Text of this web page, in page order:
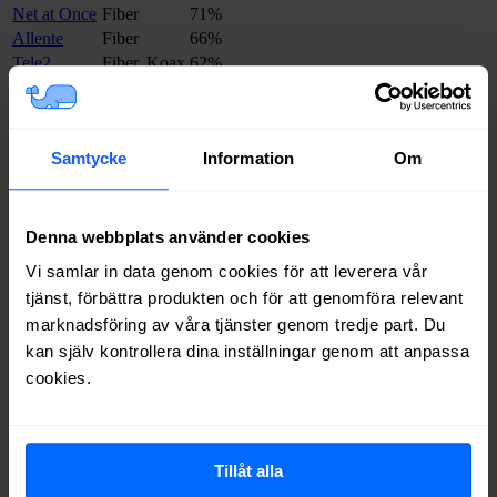
Samtycke Information Om
Denna webbplats använder cookies
Vi samlar in data genom cookies för att leverera vår
tjänst, förbättra produkten och för att genomföra relevant
marknadsföring av våra tjänster genom tredje part. Du
kan själv kontrollera dina inställningar genom att anpassa
cookies.
Tillåt alla
Net at Once Fiber
71%
Allente
Fiber
66%
Tele2
Fiber, Koax 62%
Bredband2
Telia
Boxer
Fiber
56%
Ownit
Fiber
Internetport Fiber
38%
Halebop
Fiber
35%
Comviq
Fiber
19%
Bitcom
Koax 1%
Om du vill se exakt vilka internetleverantörer som erbjuder